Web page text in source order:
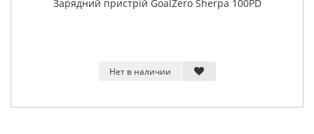
Зарядний пристрій GoalZero Sherpa 100PD
Нет в наличии